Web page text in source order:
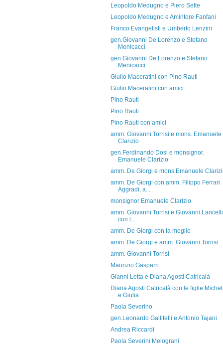
Leopoldo Medugno e Piero Sette
Leopoldo Medugno e Amintore Fanfani
Franco Evangelisti e Umberto Lenzini
gen.Giovanni De Lorenzo e Stefano
Menicacci
gen.Giovanni De Lorenzo e Stefano
Menicacci
Giulio Maceratini con Pino Rauti
Giulio Maceratini con amici
Pino Rauti
Pino Rauti
Pino Rauti con amici
amm. Giovanni Torrisi e mons. Emanuele
Clarizio
gen.Ferdinando Dosi e monsignor.
Emanuele Clarizio
amm. De Giorgi e mons.Emanuele
amm. De Giorgi con amm. Filippo Ferrari
Aggradi, a...
monsignor Emanuele Clarizio
amm. Giovanni Torrisi e Giovanni
con l...
amm. De Giorgi con la moglie
amm. De Giorgi e amm. Giovanni Torrisi
amm. Giovanni Torrisi
Maurizio Gasparri
Gianni Letta e Diana Agosti Catricalà
Diana Agosti Catricalà con le figlie
e Giulia
Paola Severino
gen.Leonardo Gallitelli e Antonio Tajani
Andrea Riccardi
Paola Severini Melograni